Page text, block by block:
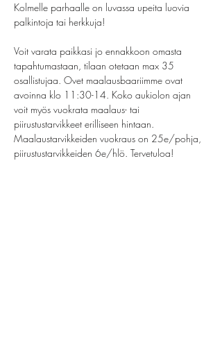
Kolmelle parhaalle on luvassa upeita luovia
palkintoja tai herkkuja!
Voit varata paikkasi jo ennakkoon omasta
tapahtumastaan, tilaan otetaan max 35
osallistujaa. Ovet maalausbaariimme ovat
avoinna klo 11:30-14. Koko aukiolon ajan
voit myös vuokrata maalaus- tai
piirustustarvikkeet erilliseen hintaan.
Maalaustarvikkeiden vuokraus on 25e/pohja,
piirustustarvikkeiden 6e/hlö. Tervetuloa!